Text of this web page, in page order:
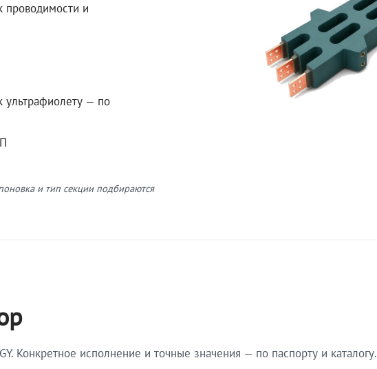
проводимости и
ультрафиолету — по
и тип секции подбираются
Конкретное исполнение и точные значения — по паспорту и каталогу.